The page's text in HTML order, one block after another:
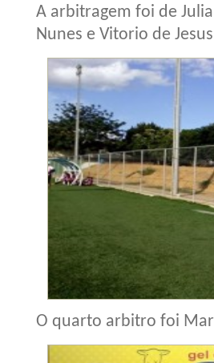
A arbitragem foi de
Nunes e Vitorio de
O quarto arbitro foi